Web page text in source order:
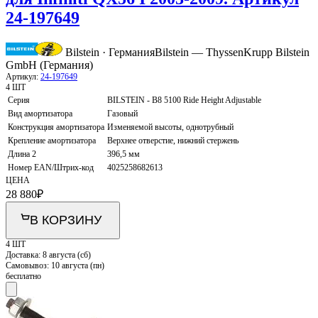
24-197649
Bilstein · ГерманияBilstein — ThyssenKrupp Bilstein
GmbH (Германия)
Артикул: 24-197649
4 ШТ
Серия
BILSTEIN - B8 5100 Ride Height Adjustable
Вид амортизатора
Газовый
Конструкция амортизатора Изменяемой высоты, однотрубный
Крепление амортизатора
Верхнее отверстие, нижний стержень
Длина 2
396,5 мм
Номер EAN/Штрих-код
4025258682613
ЦЕНА
28 880₽
В КОРЗИНУ
4 ШТ
Доставка: 8 августа (сб)
Самовывоз: 10 августа (пн)
бесплатно